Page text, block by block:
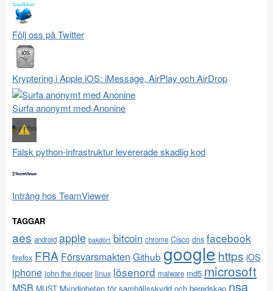
Följ oss på Twitter
Kryptering i Apple iOS: iMessage, AirPlay och AirDrop
Surfa anonymt med Anonine
Falsk python-infrastruktur levererade skadlig kod
Intrång hos TeamViewer
TAGGAR
aes android apple bakdörr bitcoin chrome Cisco dns facebook
firefox FRA Försvarsmakten Github google https iOS
iphone john the ripper linux lösenord malware md5 microsoft
MSB MUST Myndigheten för samhällsskydd och beredskap nsa